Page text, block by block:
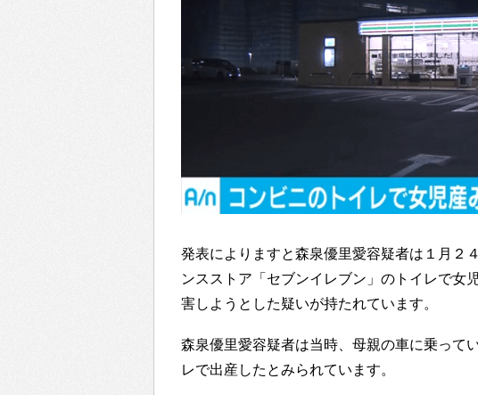
発表によりますと森泉優里愛容疑者は１月２
ンスストア「セブンイレブン」のトイレで女
害しようとした疑いが持たれています。
森泉優里愛容疑者は当時、母親の車に乗って
レで出産したとみられています。